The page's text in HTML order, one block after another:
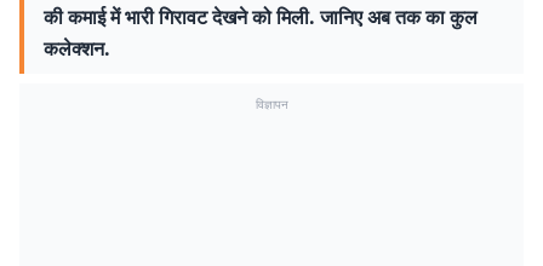
की कमाई में भारी गिरावट देखने को मिली. जानिए अब तक का कुल
कलेक्शन.
विज्ञापन